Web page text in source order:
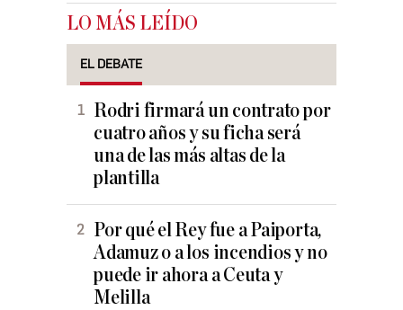
LO MÁS LEÍDO
EL DEBATE
Rodri firmará un contrato por
cuatro años y su ficha será
una de las más altas de la
plantilla
Por qué el Rey fue a Paiporta,
Adamuz o a los incendios y no
puede ir ahora a Ceuta y
Melilla